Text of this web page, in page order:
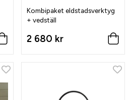
Kombipaket eldstadsverktyg
+ vedställ
2 680 kr